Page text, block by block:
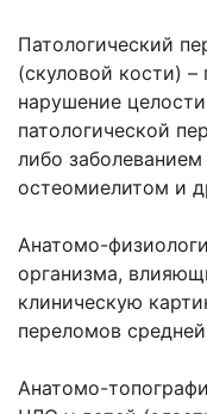
Патологический
(скуловой кости) –
нарушение
патологической
либо
остеомиелитом и
Анатомо-
организма,
клиническую
переломов
Анатомо-